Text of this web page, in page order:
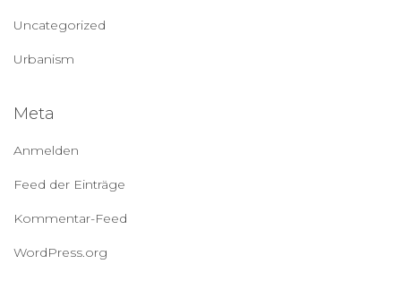
Uncategorized
Urbanism
Meta
Anmelden
Feed der Einträge
Kommentar-Feed
WordPress.org